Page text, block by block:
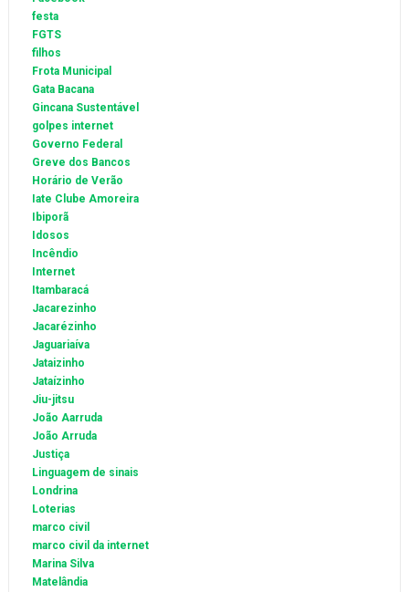
festa
FGTS
filhos
Frota Municipal
Gata Bacana
Gincana Sustentável
golpes internet
Governo Federal
Greve dos Bancos
Horário de Verão
Iate Clube Amoreira
Ibiporã
Idosos
Incêndio
Internet
Itambaracá
Jacarezinho
Jacarézinho
Jaguariaíva
Jataizinho
Jataízinho
Jiu-jitsu
João Aarruda
João Arruda
Justiça
Linguagem de sinais
Londrina
Loterias
marco civil
marco civil da internet
Marina Silva
Matelândia